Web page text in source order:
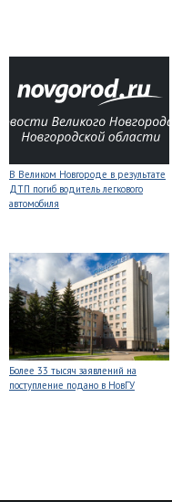
В Великом Новгороде в результате
ДТП погиб водитель легкового
автомобиля
Более 33 тысяч заявлений на
поступление подано в НовГУ